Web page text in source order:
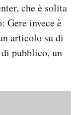
che è solita
Gere invece è
articolo su di
pubblico, un